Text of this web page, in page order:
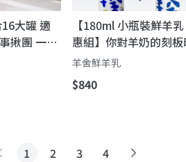
16大罐 適
揪團 一起
!
【180ml 小瓶裝鮮羊
惠組】你對羊奶的刻板
將被「羊舍」徹底顛覆！
羊舍鮮羊乳
$840
1 2 3 4